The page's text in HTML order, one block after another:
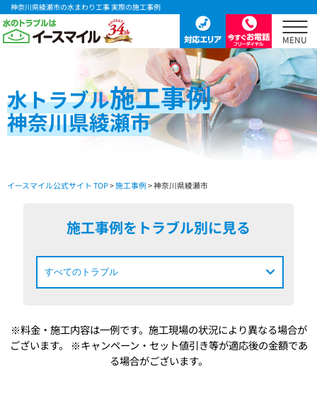
神奈川県綾瀬市の水まわり工事 実際の施工事例
水トラブル施工事例
神奈川県綾瀬市
イースマイル公式サイト TOP>施工事例 > 神奈川県綾瀬市
施工事例をトラブル別に見る
※料金・施工内容は一例です。施工現場の状況により異なる場合が
ございます。
※キャンペーン・セット値引き等が適応後の金額であ
る場合がございます。